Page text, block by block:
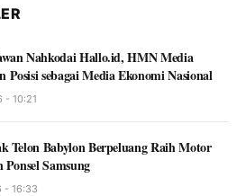
Nahkodai Hallo.id, HMN Media
Posisi sebagai Media Ekonomi Nasional
10:21
Telon Babylon Berpeluang Raih Motor
Samsung
- 16:33